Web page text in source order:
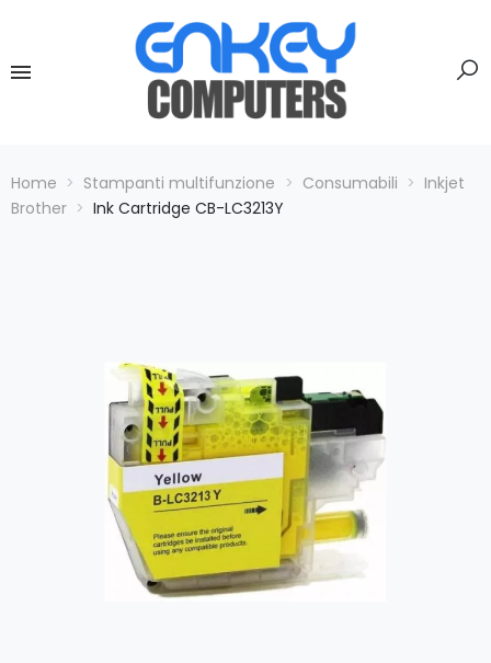
Home Stampanti multifunzione Consumabili
Inkjet
Brother
Ink Cartridge CB-LC3213Y